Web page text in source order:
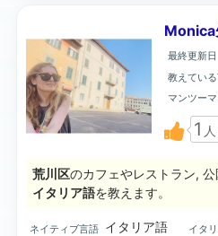
Monica
最終更新日
教えてい
マンツー
1 人
荒川区のカフェやレストラン,
イタリア語を教えます。
ネイティブ言語 イタリア語 イタ